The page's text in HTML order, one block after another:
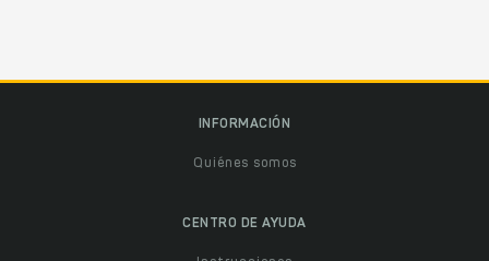
INFORMACIÓN
Quiénes somos
CENTRO DE AYUDA